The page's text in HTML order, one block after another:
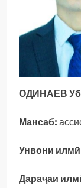
ОДИНАЕВ
Мансаб:
Унвони
Дараҷаи